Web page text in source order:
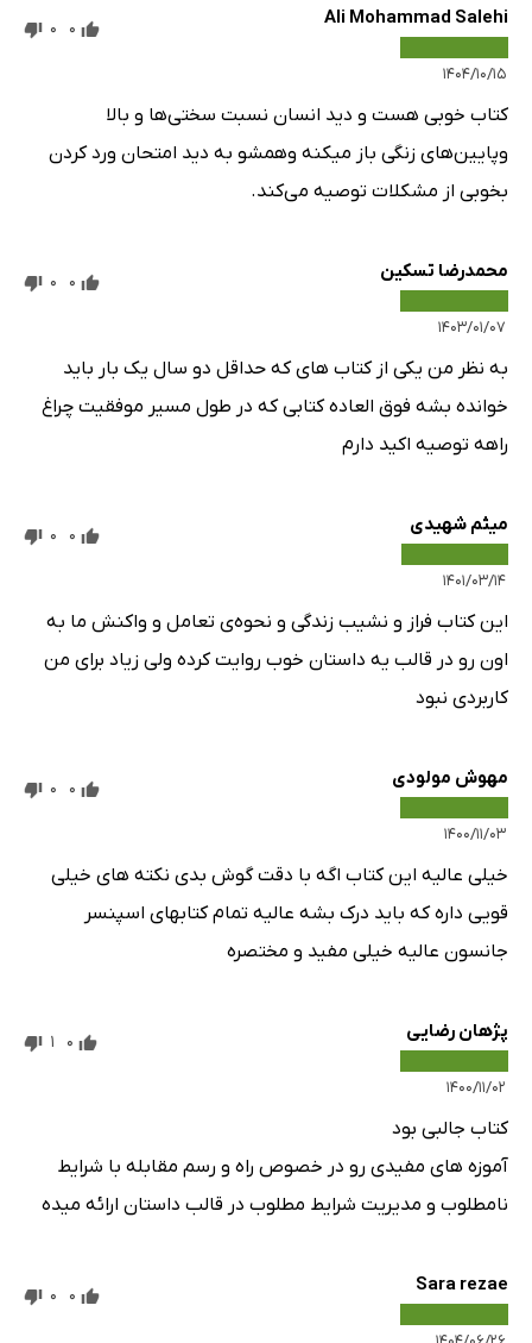
Ali Mohammad Salehi
۱۴۰۴/۱۰/۱۵
0
0
کتاب خوبی هست و دید انسان نسبت سختی‌ها و بالا
وپایین‌های زنگی باز میکنه وهمشو به دید امتحان ورد کردن
بخوبی از مشکلات توصیه می‌کند.
محمدرضا تسکین
۱۴۰۳/۰۱/۰۷
0
0
به نظر من یکی از کتاب های که حداقل دو سال یک بار باید
خوانده بشه فوق العاده کتابی که در طول مسیر موفقیت چراغ
راهه توصیه اکید دارم
میثم شهیدی
۱۴۰۱/۰۳/۱۴
0
0
این کتاب فراز و نشیب زندگی و نحوه‌ی تعامل و واکنش ما به
اون رو در قالب یه داستان خوب روایت کرده ولی زیاد برای من
کاربردی نبود
مهوش مولودی
۱۴۰۰/۱۱/۰۳
0
0
خیلی عالیه این کتاب اگه با دقت گوش بدی نکته های خیلی
قویی داره که باید درک بشه عالیه تمام کتابهای اسپنسر
جانسون عالیه خیلی مفید و مختصره
پژهان رضایی
۱۴۰۰/۱۱/۰۲
0
1
کتاب جالبى بود
آموزه هاى مفیدى رو در خصوص راه و رسم مقابله با شرایط
نامطلوب و مدیریت شرایط مطلوب در قالب داستان ارائه میده
Sara rezae
0
0